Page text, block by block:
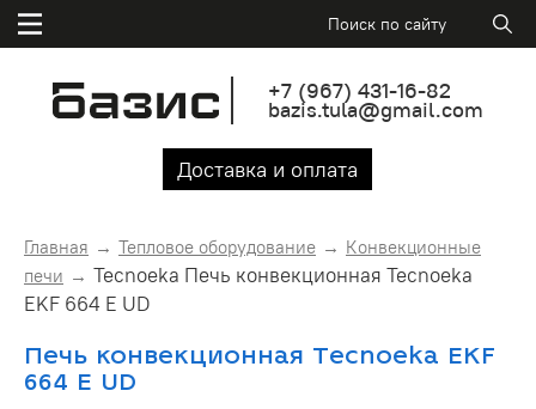
+7 (967) 431-16-82
bazis.tula@gmail.com
Доставка и оплата
Главная Тепловое оборудование
Конвекционные
печи
Tecnoeka Печь конвекционная Tecnoeka
EKF 664 E UD
Печь конвекционная Tecnoeka EKF
664 E UD